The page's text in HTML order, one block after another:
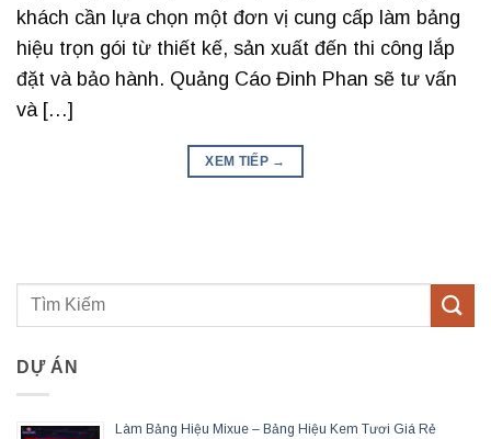
khách cần lựa chọn một đơn vị cung cấp làm bảng
hiệu trọn gói từ thiết kế, sản xuất đến thi công lắp
đặt và bảo hành. Quảng Cáo Đinh Phan sẽ tư vấn
và […]
XEM TIẾP →
DỰ ÁN
Làm Bảng Hiệu Mixue – Bảng Hiệu Kem Tươi Giá Rẻ